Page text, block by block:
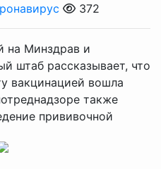
372
на Минздрав и
штаб рассказывает, что
вакцинацией вошла
также
прививочной